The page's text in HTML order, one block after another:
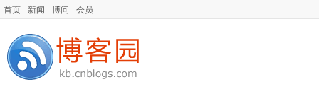
首页 新闻 博问 会员